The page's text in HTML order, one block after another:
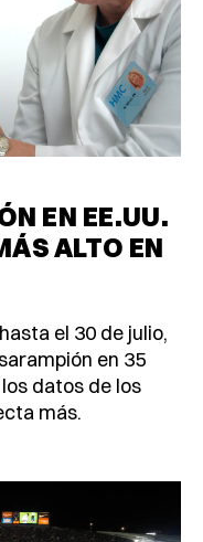
EN EE.UU.
ALTO EN
el 30 de julio,
en 35
datos de los
más.